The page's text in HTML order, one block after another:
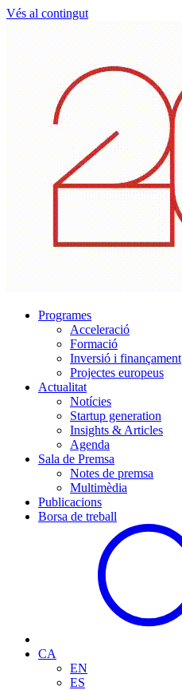
Vés al contingut
Programes
Acceleració
Formació
Inversió i finançament
Projectes europeus
Actualitat
Notícies
Startup generation
Insights & Articles
Agenda
Sala de Premsa
Notes de premsa
Multimèdia
Publicacions
Borsa de treball
CA
EN
ES